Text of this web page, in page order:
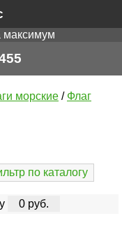
максимум
морские / Флаг
по каталогу
0 руб.